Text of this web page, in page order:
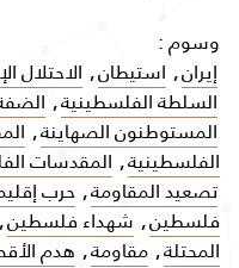
وسوم :
إيران, استيطان, الاحتلال
السلطة الفلسطينية,
المستوطنون الصهاينة,
الفلسطينية, المقدسات
تصعيد المقاومة, حرب
فلسطين, شهداء فلسطين,
المحتلة, مقاومة, هدم